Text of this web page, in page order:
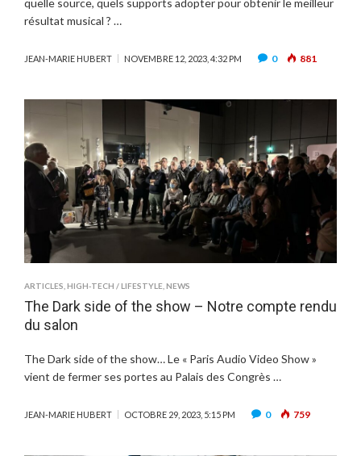
résultat musical ? …
JEAN-MARIE HUBERT NOVEMBRE 12, 2023, 4:32 PM 0 881
ARTICLES HIGH-TECH / LIFESTYLE NEWS
The Dark side of the show – Notre compte rendu
du salon
The Dark side of the show… Le « Paris Audio Video Show »
vient de fermer ses portes au Palais des Congrès …
JEAN-MARIE HUBERT OCTOBRE 29, 2023, 5:15 PM 0 759